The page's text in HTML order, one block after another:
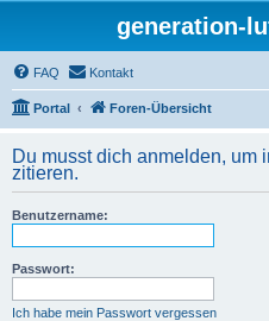
generation-
FAQ Kontakt
Portal Foren-Übersicht
Du musst dich anmelden, um
zitieren.
Benutzername:
Passwort:
Ich habe mein Passwort vergessen